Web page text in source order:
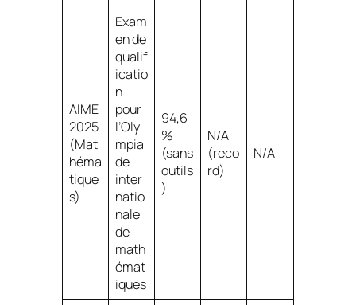
AIME
2025
(Mat
héma
tique
s)
Exam
en de
qualif
icatio
n
pour
l’Oly
mpia
de
inter
natio
nale
de
math
émat
iques
94,6
%
(sans
outils
)
N/A
(reco
rd)
N/A